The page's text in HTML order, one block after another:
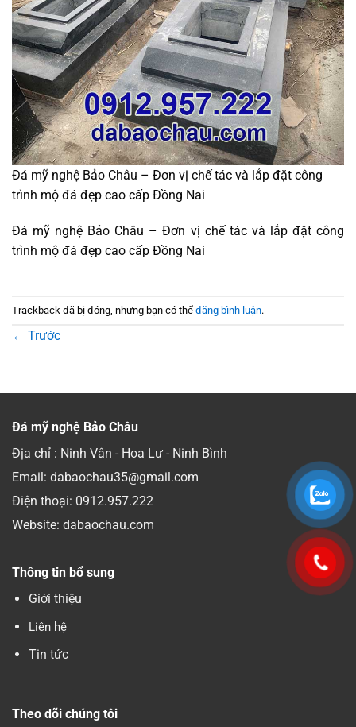
Đá mỹ nghệ Bảo Châu – Đơn vị chế tác và lắp đặt công
trình mộ đá đẹp cao cấp Đồng Nai
Đá mỹ nghệ Bảo Châu – Đơn vị chế tác và lắp đặt công
trình mộ đá đẹp cao cấp Đồng Nai
Trackback đã bị đóng, nhưng bạn có thể đăng bình luận.
← Trước
Đá mỹ nghệ Bảo Châu
Địa chỉ : Ninh Vân - Hoa Lư - Ninh Bình
Email: dabaochau35@gmail.com
Điện thoại: 0912.957.222
Website: dabaochau.com
Thông tin bổ sung
Giới thiệu
Liên hệ
Tin tức
Theo dõi chúng tôi